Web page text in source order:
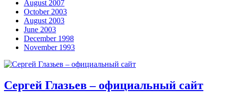
August 2007
October 2003
August 2003
June 2003
December 1998
November 1993
Сергей Глазьев – официальный сайт